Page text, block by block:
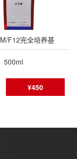
F12完全培养基
500ml
¥450